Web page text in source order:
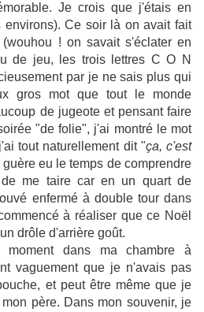
Je crois que j'étais en
Ce soir là on avait fait
! on savait s'éclater en
de jeu, les trois lettres C O N
par je ne sais plus qui
gros mot que tout le monde
de jugeote et pensant faire
"de folie", j'ai montré le mot
tout naturellement dit "ça, c'est
eu le temps de comprendre
me taire car en un quart de
enfermé à double tour dans
à réaliser que ce Noël
drôle d'arrière goût.
dans ma chambre à
vaguement que je n'avais pas
et peut être même que je
père. Dans mon souvenir, je